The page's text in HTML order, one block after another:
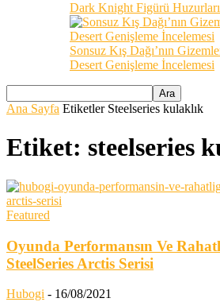
Dark Knight Figürü
Sonsuz Kış Dağı’nın
Desert Genişleme İncelemesi
Ana Sayfa Etiketler Steelseries kulaklık
Etiket: steelseries
Featured
Oyunda Performansın Ve
SteelSeries Arctis Serisi
Hubogi - 16/08/2021